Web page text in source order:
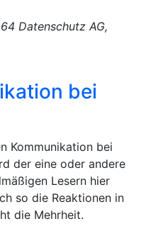
Datenschutz AG,
bei
Kommunikation bei
der eine oder andere
Lesern hier
so die Reaktionen in
die Mehrheit.